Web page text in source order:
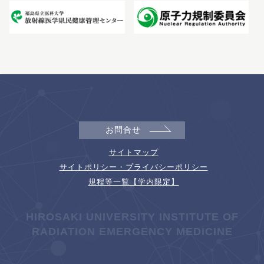
お問合せ
サイトマップ
サイトポリシー・プライバシーポリシー
規程等一覧【学内限定】
HIROSAKI UNIVERSITY INSTITUTE OF
RADIATION EMERGENCY MEDICINE